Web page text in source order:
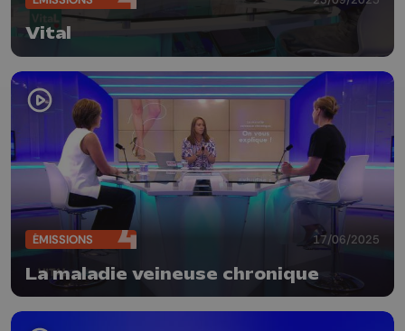
Vital
ÉMISSIONS 17/06/2025
La maladie veineuse chronique